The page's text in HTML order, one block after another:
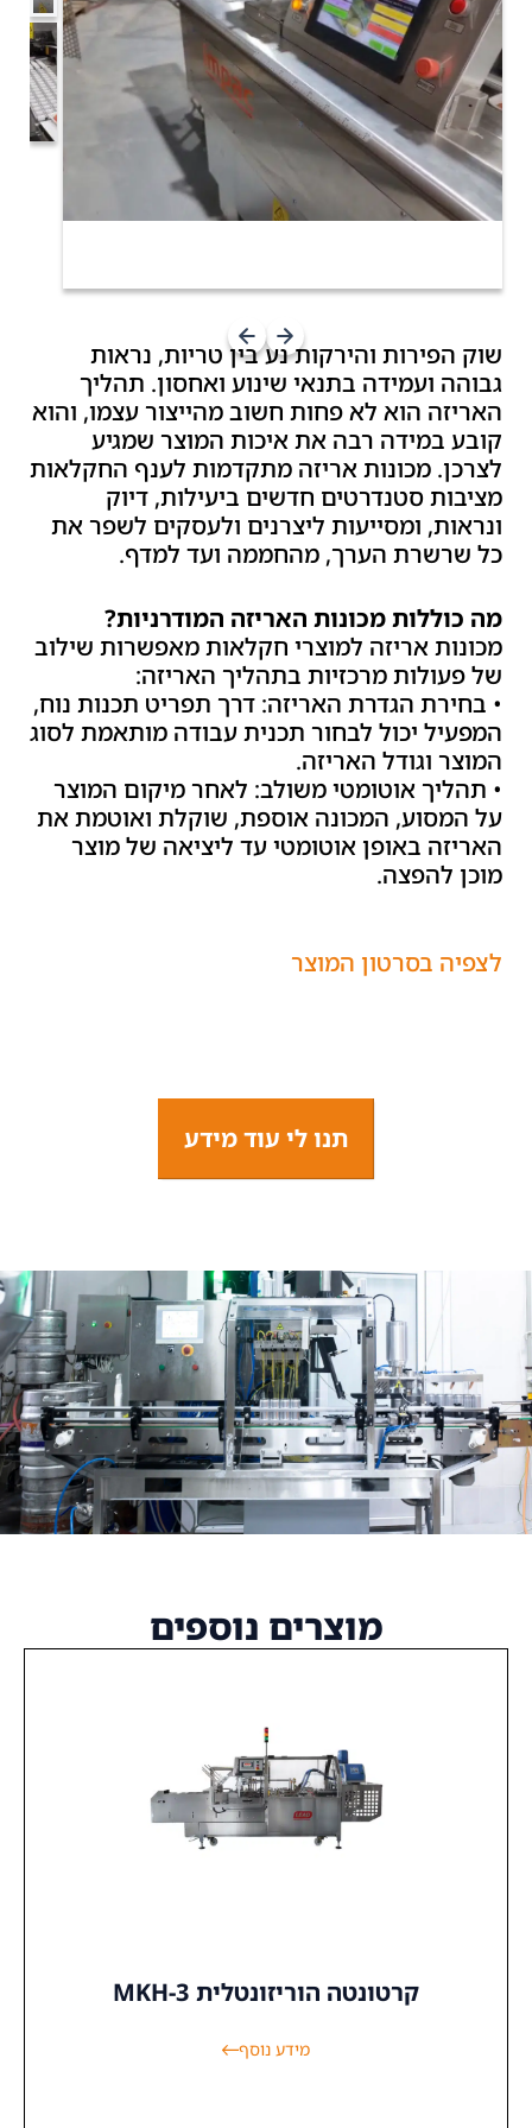
שוק הפירות והירקות נע בין טריות, נראות
גבוהה ועמידה בתנאי שינוע ואחסון. תהליך
האריזה הוא לא פחות חשוב מהייצור עצמו, והוא
קובע במידה רבה את איכות המוצר שמגיע
לצרכן. מכונות אריזה מתקדמות לענף החקלאות
מציבות סטנדרטים חדשים ביעילות, דיוק
ונראות, ומסייעות ליצרנים ולעסקים לשפר את
כל שרשרת הערך, מהחממה ועד למדף.
מה כוללות מכונות האריזה המודרניות?
מכונות אריזה למוצרי חקלאות מאפשרות שילוב
של פעולות מרכזיות בתהליך האריזה:
• בחירת הגדרת האריזה: דרך תפריט תכנות נוח,
המפעיל יכול לבחור תכנית עבודה מותאמת לסוג
המוצר וגודל האריזה.
• תהליך אוטומטי משולב: לאחר מיקום המוצר
על המסוע, המכונה אוספת, שוקלת ואוטמת את
האריזה באופן אוטומטי עד ליציאה של מוצר
מוכן להפצה.
לצפיה בסרטון המוצר
תנו לי עוד מידע
מוצרים נוספים
קרטונטה הוריזונטלית MKH-3
מידע נוסף